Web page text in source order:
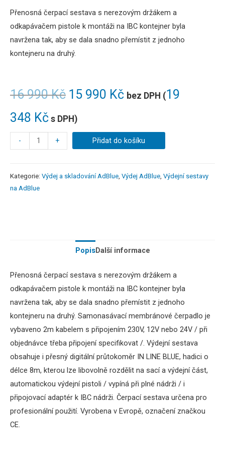
16 990Kč 15 990 Kč bez DPH (19
348 Kč s DPH)
Přenosná čerpací sestava s nerezovým držákem a
odkapávačem pistole k montáži na IBC kontejner byla
navržena tak, aby se dala snadno přemístit z jednoho
kontejneru na druhý.
- + Přidat do košíku
Kategorie: Výdej a skladování AdBlue, Výdej AdBlue, Výdejní sestavy
na AdBlue
PopisDalší informace
Přenosná čerpací sestava s nerezovým držákem a
odkapávačem pistole k montáži na IBC kontejner byla
navržena tak, aby se dala snadno přemístit z jednoho
kontejneru na druhý. Samonasávací membránové čerpadlo je
vybaveno 2m kabelem s připojením 230V, 12V nebo 24V / při
objednávce třeba připojení specifikovat /. Výdejní sestava
obsahuje i přesný digitální průtokoměr IN LINE BLUE, hadici o
délce 8m, kterou lze libovolně rozdělit na sací a výdejní část,
automatickou výdejní pistoli / vypíná při plné nádrži / i
připojovací adaptér k IBC nádrži. Čerpací sestava určena pro
profesionální použití. Vyrobena v Evropě, označení značkou
CE.